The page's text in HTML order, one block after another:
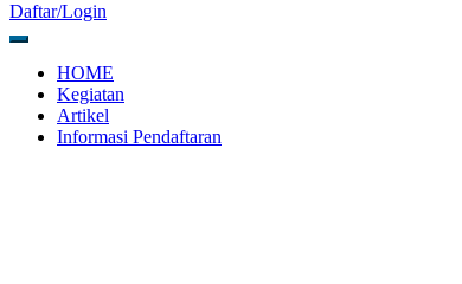
Daftar/Login
HOME
Kegiatan
Artikel
Informasi Pendaftaran